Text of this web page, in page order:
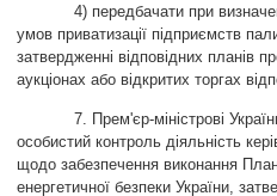
4) передбачати при
умов приватизації підприємств
затвердженні відповідних планів
аукціонах або відкритих торгах
7. Прем'єр-міністрові
особистий контроль діяльність
щодо забезпечення виконання
енергетичної безпеки України,